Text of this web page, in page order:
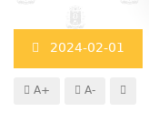
2024-02-01
A+ A-